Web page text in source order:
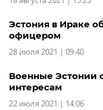
Эстония в Ираке
офицером
28 июля 2021 | 09:40
Военные Эстонии
интересам
22 июля 2021 | 14:06